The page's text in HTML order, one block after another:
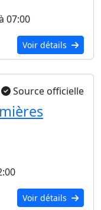
07:00
Voir détails
Source officielle
Voir détails